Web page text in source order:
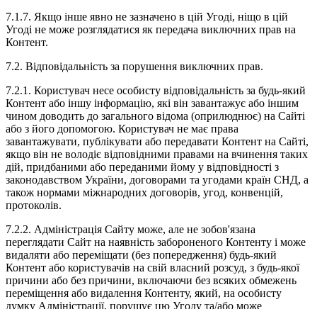
7.1.7. Якщо інше явно не зазначено в цій Угоді, ніщо в цій
Угоді не може розглядатися як передача виключних прав на
Контент.
7.2. Відповідальність за порушення виключних прав.
7.2.1. Користувач несе особисту відповідальність за будь-який
Контент або іншу інформацію, які він завантажує або іншим
чином доводить до загального відома (оприлюднює) на Сайті
або з його допомогою. Користувач не має права
завантажувати, публікувати або передавати Контент на Сайті,
якщо він не володіє відповідними правами на вчинення таких
дій, придбаними або переданими йому у відповідності з
законодавством України, договорами та угодами країн СНД, а
також нормами міжнародних договорів, угод, конвенцій,
протоколів.
7.2.2. Адміністрація Сайту може, але не зобов'язана
переглядати Сайт на наявність забороненого Контенту і може
видаляти або переміщати (без попередження) будь-який
Контент або користувачів на свій власний розсуд, з будь-якої
причини або без причини, включаючи без всяких обмежень
переміщення або видалення Контенту, який, на особисту
думку Адміністрації, порушує цю Угоду та/або може